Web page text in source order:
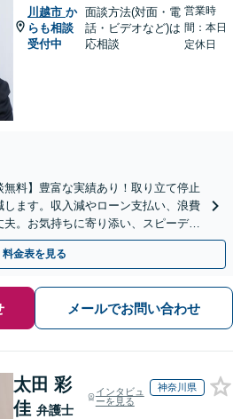
川越市 か
らも相談
受付中
面談方法(対面・電
話・ビデオなど)は
応相談
営業時
間：本日
定休日
無料】豊富な実績あり！取り立て停止
ます。収入減やローン支払い、浪費
。お気持ちに寄り添い、スピーディ
利用＆休日・夜間面談可】
料金表を見る
メールでお問い合わせ
太田 彩
佳 弁護士
インタビュ
ーを見る
神奈川県